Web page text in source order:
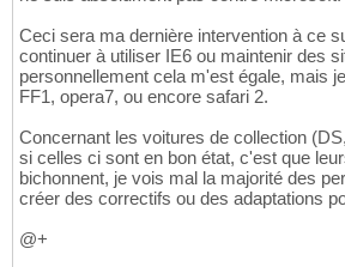
Ceci sera ma dernière intervention à ce
continuer à utiliser IE6 ou maintenir des
personnellement cela m'est égale, mais
FF1, opera7, ou encore safari 2.
Concernant les voitures de collection
si celles ci sont en bon état, c'est que
bichonnent, je vois mal la majorité des
créer des correctifs ou des adaptations
@+